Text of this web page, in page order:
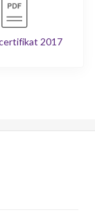
2017